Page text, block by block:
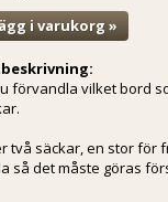
i varukorg »
förvandla vilket bord
två säckar, en stor för
så det måste göras